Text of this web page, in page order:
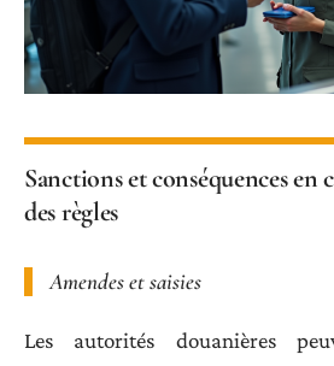
Sanctions et conséquences en
des règles
Amendes et saisies
Les autorités douanières